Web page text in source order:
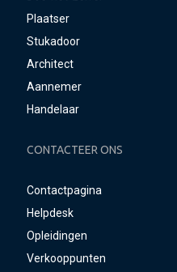
Plaatser
Stukadoor
Architect
Aannemer
Handelaar
CONTACTEER ONS
Contactpagina
Helpdesk
Opleidingen
Verkooppunten